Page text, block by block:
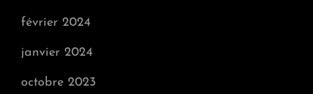
février 2024
janvier 2024
octobre 2023